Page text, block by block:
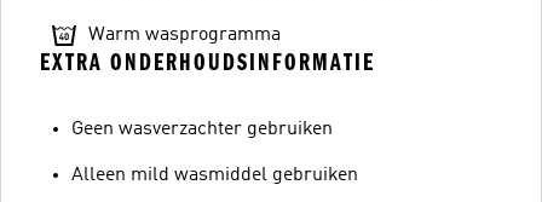
Warm wasprogramma
EXTRA ONDERHOUDSINFORMATIE
Geen wasverzachter gebruiken
Alleen mild wasmiddel gebruiken